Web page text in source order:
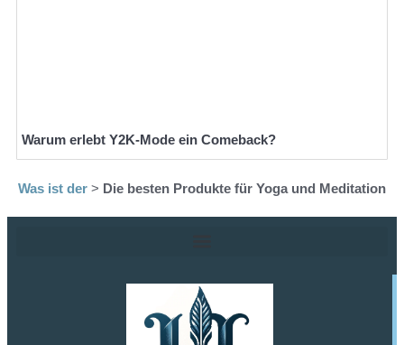
Warum erlebt Y2K-Mode ein Comeback?
Was ist der > Die besten Produkte für Yoga und Meditation